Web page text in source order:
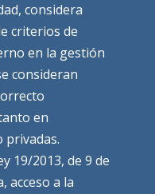
considera
criterios de
en la gestión
consideran
en
privadas.
19/2013, de 9 de
acceso a la